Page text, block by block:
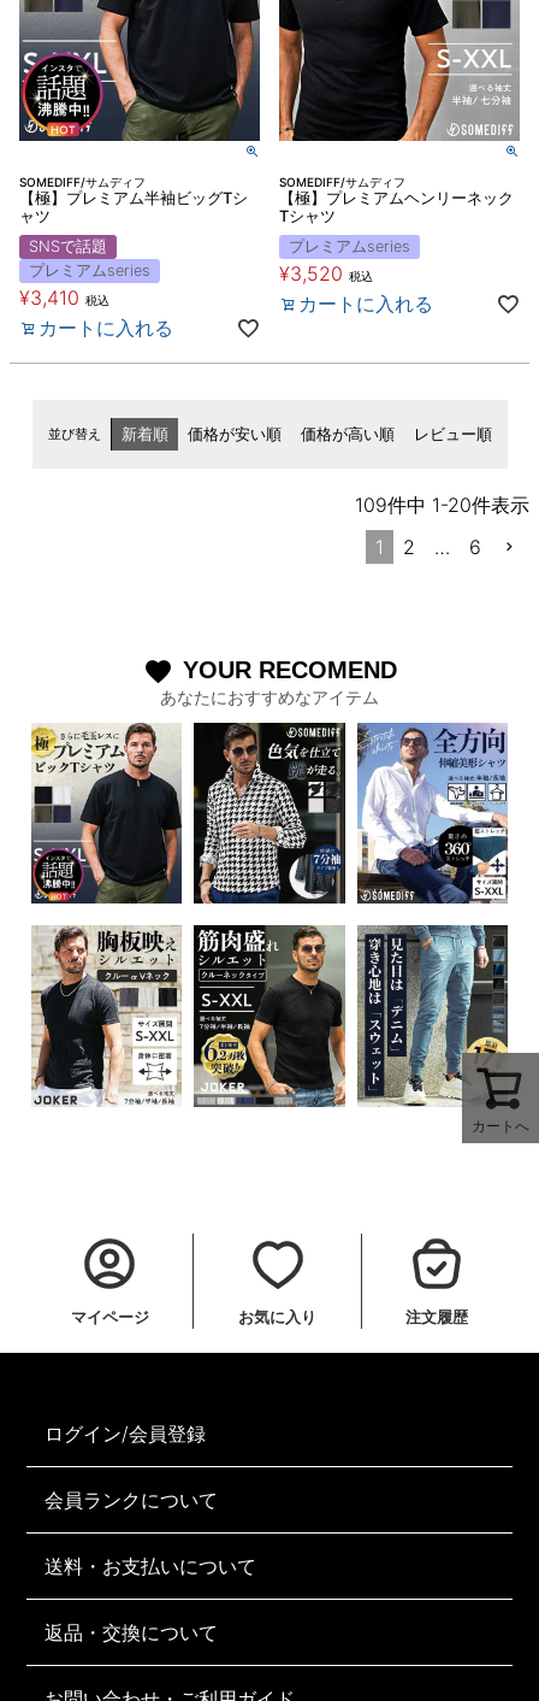
SOMEDIFF/サムディフ
【極】プレミアム半袖ビッグTシ
ャツ
SNSで話題
プレミアムseries
¥3,410 税込
カートに入れる
SOMEDIFF/サムディフ
【極】プレミアムヘンリーネック
Tシャツ
プレミアムseries
¥3,520 税込
カートに入れる
並び替え 新着順 価格が安い順 価格が高い順 レビュー順
109件中 1-20件表示
1
2 … 6
カートへ
favorite YOUR RECOMEND
あなたにおすすめなアイテム
マイページ お気に入り 注文履歴
ログイン/会員登録
会員ランクについて
送料・お支払いについて
返品・交換について